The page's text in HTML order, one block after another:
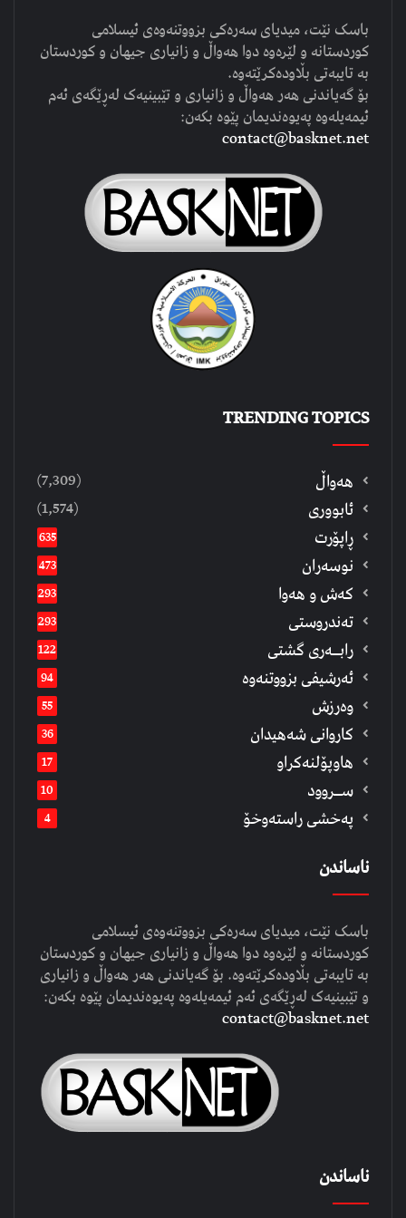
باسک نێت، میدیای سەرەکی بزووتنەوەی ئیسلامی
کوردستانە و لێرەوە دوا هەواڵ و زانیاری جیهان و کوردستان
بە تایبەتی بڵاودەکرێتەوە.
بۆ گەیاندنی هەر هەواڵ و زانیاری و تێبینیەک لەڕێگەی ئەم
ئیمەیلەوە پەیوەندیمان پێوە بکەن:
contact@basknet.net
TRENDING TOPICS
هەواڵ (7,309)
ئابووری (1,574)
ڕاپۆرت 635
نوسەران 473
كەش و هەوا 293
تەندروستی 293
رابــه‌ری گشتی 122
ئەرشیفى بزووتنەوە 94
وەرزش 55
كاروانی شەهیدان 36
هاوپۆلنەكراو 17
ســروود 10
په‌خشی راسته‌وخۆ 4
ناساندن
باسک نێت، میدیای سەرەکی بزووتنەوەی ئیسلامی
کوردستانە و لێرەوە دوا هەواڵ و زانیاری جیهان و کوردستان
بە تایبەتی بڵاودەکرێتەوە. بۆ گەیاندنی هەر هەواڵ و زانیاری
و تێبینیەک لەڕێگەی ئەم ئیمەیلەوە پەیوەندیمان پێوە بکەن:
contact@basknet.net
ناساندن